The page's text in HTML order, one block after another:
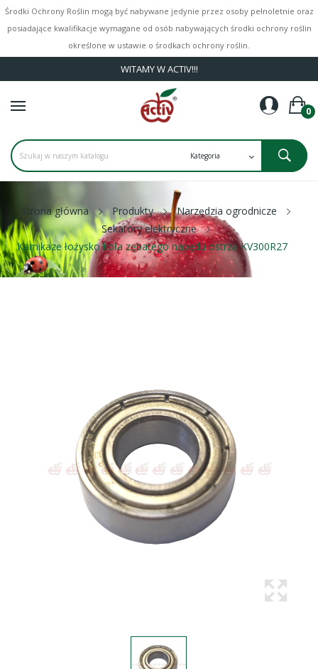
Środki Ochrony Roślin mogą być nabywane jedynie przez osoby pełnoletnie oraz
posiadające kwalifikacje wymagane od osób nabywających środki ochrony roślin
określone w ustawie o środkach ochrony roślin.
WITAMY W ACTIV!!!
0
Strona główna Produkty
Narzędzia ogrodnicze
Sekatory elektryczne
Kamikaze łożysko koła zębatego napędu ostrza KV300R27